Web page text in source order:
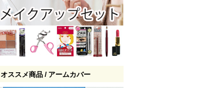
オススメ商品 / アームカバー